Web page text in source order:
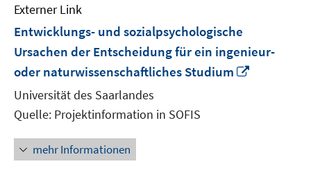
Externer Link
Entwicklungs- und sozialpsychologische
Ursachen der Entscheidung für ein ingenieur-
oder naturwissenschaftliches Studium
Universität des Saarlandes
Quelle: Projektinformation in SOFIS
mehr Informationen